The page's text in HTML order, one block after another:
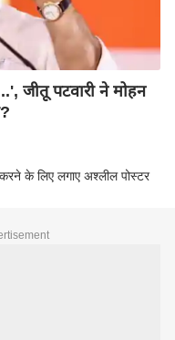
जीतू पटवारी ने मोहन
के लिए लगाए अश्लील पोस्टर